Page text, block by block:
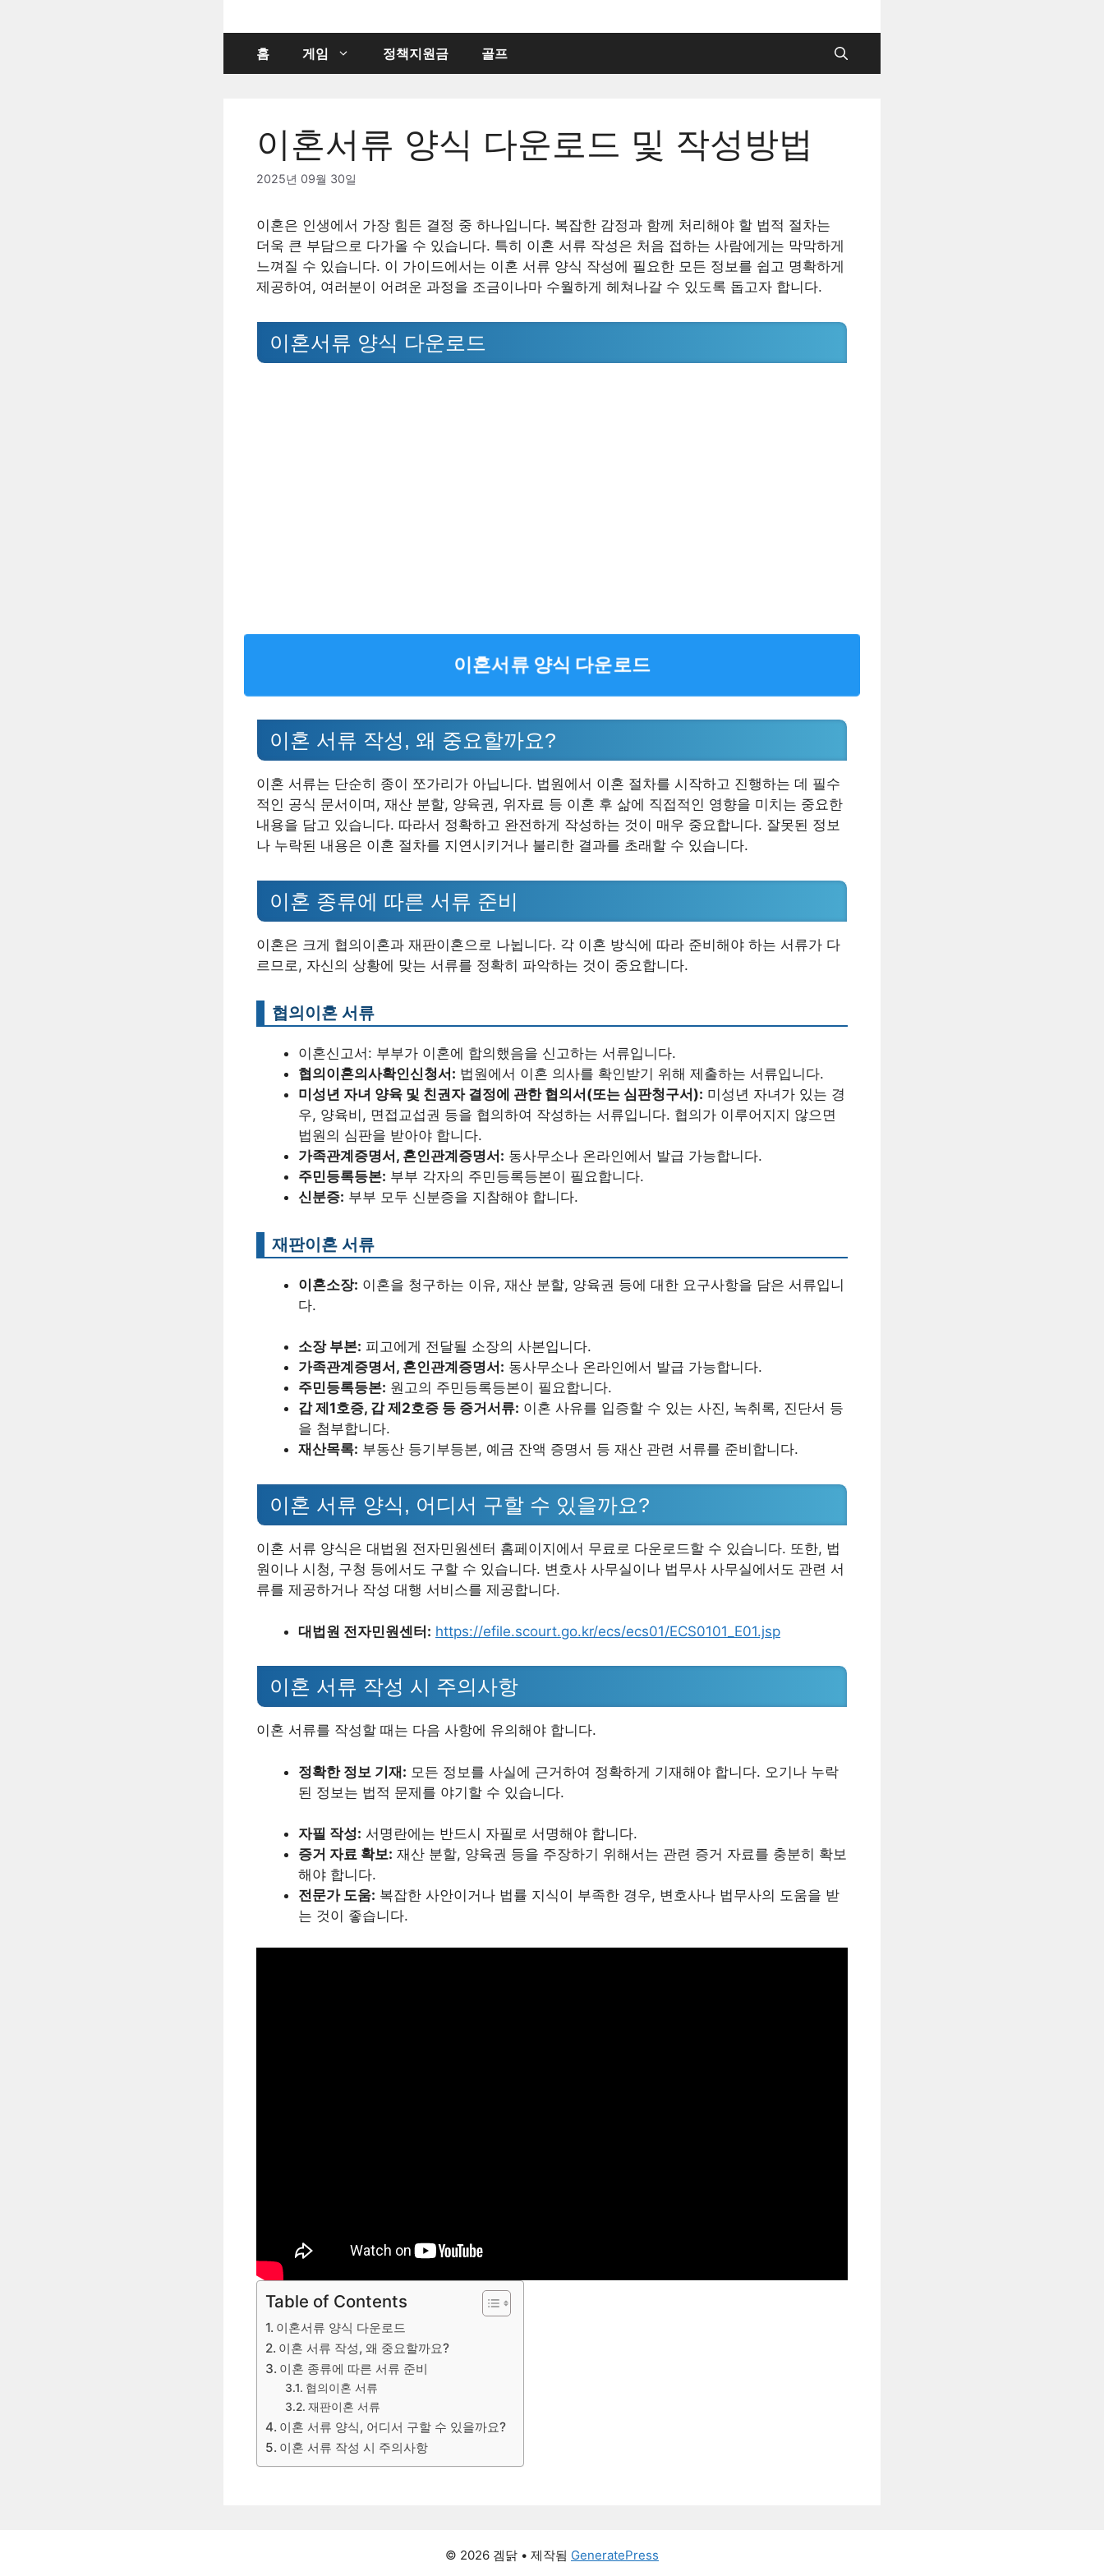
홈 게임 정책지원금 골프
이혼서류 양식 다운로드 및 작성방법
2025년 09월 30일
이혼은 인생에서 가장 힘든 결정 중 하나입니다. 복잡한 감정과 함께 처리해야 할 법적 절차는
더욱 큰 부담으로 다가올 수 있습니다. 특히 이혼 서류 작성은 처음 접하는 사람에게는 막막하게
느껴질 수 있습니다. 이 가이드에서는 이혼 서류 양식 작성에 필요한 모든 정보를 쉽고 명확하게
제공하여, 여러분이 어려운 과정을 조금이나마 수월하게 헤쳐나갈 수 있도록 돕고자 합니다.
이혼서류 양식 다운로드
이혼서류 양식 다운로드
이혼 서류 작성, 왜 중요할까요?
이혼 서류는 단순히 종이 쪼가리가 아닙니다. 법원에서 이혼 절차를 시작하고 진행하는 데 필수
적인 공식 문서이며, 재산 분할, 양육권, 위자료 등 이혼 후 삶에 직접적인 영향을 미치는 중요한
내용을 담고 있습니다. 따라서 정확하고 완전하게 작성하는 것이 매우 중요합니다. 잘못된 정보
나 누락된 내용은 이혼 절차를 지연시키거나 불리한 결과를 초래할 수 있습니다.
이혼 종류에 따른 서류 준비
이혼은 크게 협의이혼과 재판이혼으로 나뉩니다. 각 이혼 방식에 따라 준비해야 하는 서류가 다
르므로, 자신의 상황에 맞는 서류를 정확히 파악하는 것이 중요합니다.
협의이혼 서류
이혼신고서: 부부가 이혼에 합의했음을 신고하는 서류입니다.
협의이혼의사확인신청서: 법원에서 이혼 의사를 확인받기 위해 제출하는 서류입니다.
미성년 자녀 양육 및 친권자 결정에 관한 협의서(또는 심판청구서): 미성년 자녀가 있는 경
우, 양육비, 면접교섭권 등을 협의하여 작성하는 서류입니다. 협의가 이루어지지 않으면
법원의 심판을 받아야 합니다.
가족관계증명서, 혼인관계증명서: 동사무소나 온라인에서 발급 가능합니다.
주민등록등본: 부부 각자의 주민등록등본이 필요합니다.
신분증: 부부 모두 신분증을 지참해야 합니다.
재판이혼 서류
이혼소장: 이혼을 청구하는 이유, 재산 분할, 양육권 등에 대한 요구사항을 담은 서류입니
다.
소장 부본: 피고에게 전달될 소장의 사본입니다.
가족관계증명서, 혼인관계증명서: 동사무소나 온라인에서 발급 가능합니다.
주민등록등본: 원고의 주민등록등본이 필요합니다.
갑 제1호증, 갑 제2호증 등 증거서류: 이혼 사유를 입증할 수 있는 사진, 녹취록, 진단서 등
을 첨부합니다.
재산목록: 부동산 등기부등본, 예금 잔액 증명서 등 재산 관련 서류를 준비합니다.
이혼 서류 양식, 어디서 구할 수 있을까요?
이혼 서류 양식은 대법원 전자민원센터 홈페이지에서 무료로 다운로드할 수 있습니다. 또한, 법
원이나 시청, 구청 등에서도 구할 수 있습니다. 변호사 사무실이나 법무사 사무실에서도 관련 서
류를 제공하거나 작성 대행 서비스를 제공합니다.
대법원 전자민원센터: https://efile.scourt.go.kr/ecs/ecs01/ECS0101_E01.jsp
이혼 서류 작성 시 주의사항
이혼 서류를 작성할 때는 다음 사항에 유의해야 합니다.
정확한 정보 기재: 모든 정보를 사실에 근거하여 정확하게 기재해야 합니다. 오기나 누락
된 정보는 법적 문제를 야기할 수 있습니다.
자필 작성: 서명란에는 반드시 자필로 서명해야 합니다.
증거 자료 확보: 재산 분할, 양육권 등을 주장하기 위해서는 관련 증거 자료를 충분히 확보
해야 합니다.
전문가 도움: 복잡한 사안이거나 법률 지식이 부족한 경우, 변호사나 법무사의 도움을 받
는 것이 좋습니다.
Table of Contents
이혼서류 양식 다운로드
이혼 서류 작성, 왜 중요할까요?
이혼 종류에 따른 서류 준비
협의이혼 서류
재판이혼 서류
이혼 서류 양식, 어디서 구할 수 있을까요?
이혼 서류 작성 시 주의사항
© 2026 겜닭 • 제작됨 GeneratePress